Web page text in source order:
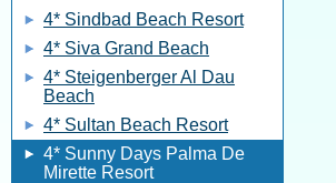
4* Sindbad Beach Resort
4* Siva Grand Beach
4* Steigenberger Al Dau
Beach
4* Sultan Beach Resort
4* Sunny Days Palma De
Mirette Resort